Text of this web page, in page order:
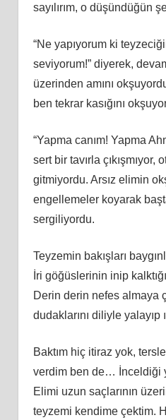
sayılırım, o düşündüğün
“Ne yapıyorum ki
seviyorum!” diyerek,
üzerinden amını
ben tekrar kasığını
“Yapma canım! Yapma
sert bir tavırla çıkışmıyor,
gitmiyordu. Arsız elimin
engellemeler koyarak
sergiliyordu.
Teyzemin bakışları
İri göğüslerinin inip
Derin derin nefes almaya
dudaklarını diliyle yalayıp
Baktım hiç itiraz yok,
verdim ben de… İnceldiği
Elimi uzun saçlarının
teyzemi kendime çektim.